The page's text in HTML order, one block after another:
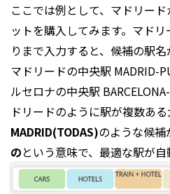
ここでは例として、マドリー
ットを購入してみます。マド
りまで入力すると、候補の駅名
マドリードの中央駅 MADRID-
ルセロナの中央駅
ドリードのように駅が複数あ
MADRID(TODAS)のような候補
のという意味で、最適な駅が自